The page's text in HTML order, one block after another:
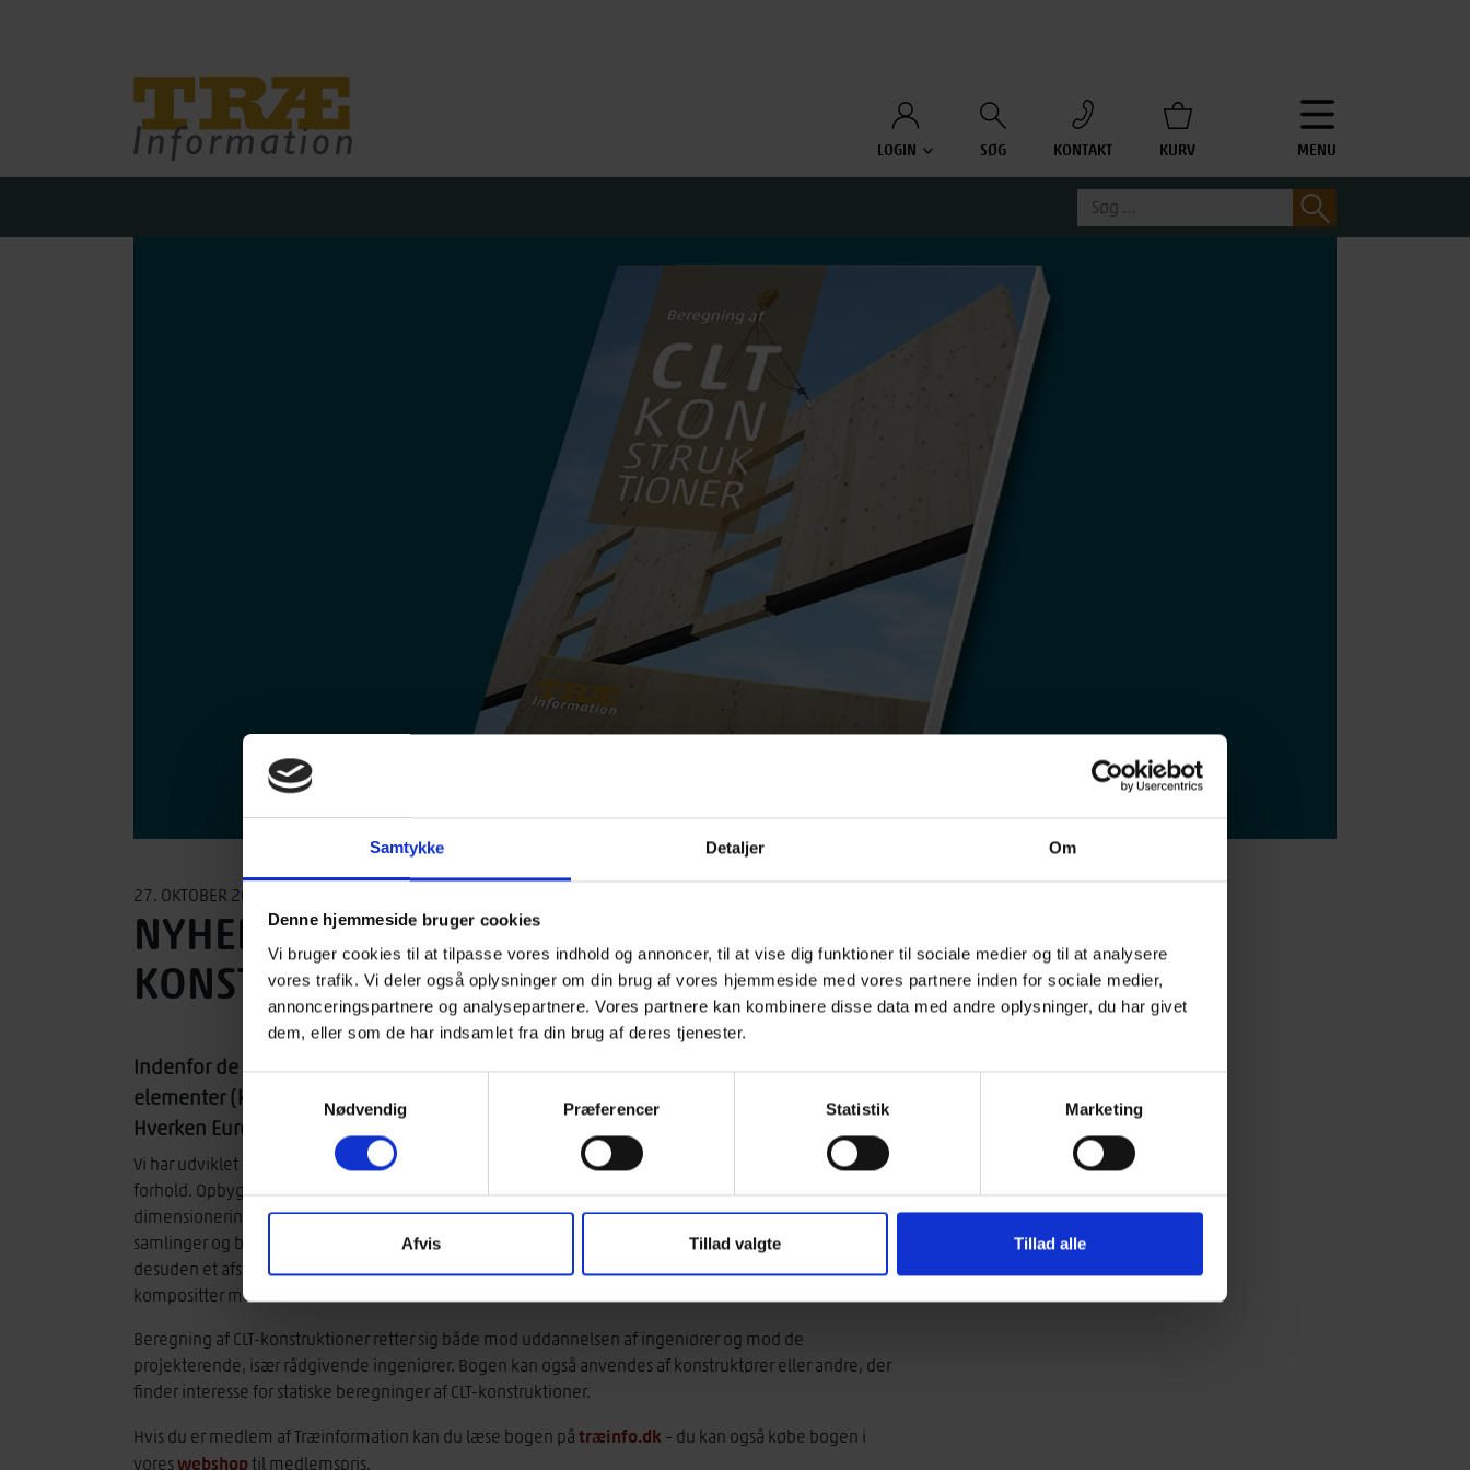
Samtykke Detaljer Om
Denne hjemmeside bruger cookies
Vi bruger cookies til at tilpasse vores indhold og annoncer, til at vise dig funktioner til sociale medier og til at analysere
vores trafik. Vi deler også oplysninger om din brug af vores hjemmeside med vores partnere inden for sociale medier,
annonceringspartnere og analysepartnere. Vores partnere kan kombinere disse data med andre oplysninger, du har givet
dem, eller som de har indsamlet fra din brug af deres tjenester.
Nødvendig
Præferencer Statistik Marketing
Afvis Tillad valgte Tillad alle
LOGIN SØG KONTAKT KURV MENU
Søg
efter:
27. OKTOBER 2020
NYHED: BEREGNING AF CLT-
KONSTRUKTIONER
Indenfor de senere år er man mange steder i verden begyndt at anvende CLT-
elementer (krydslamineret træ) som et miljøvenligt alternativ til betonelementer.
Hverken Eurocode 5 eller danske lærebøger behandler dimensioneringen.
Vi har udviklet en lærebog om CLT-konstruktioner, som giver en samlet fremstilling tilpasset danske
forhold. Opbygningen med tværgående lag i CLT-elementerne giver mange konstruktive fordele. Ved
dimensionering af både dæk og vægge skal der tages hensyn til forhold som rullende forskydning,
samlinger og brandmodstand. Bogen angiver metoder til at håndtere disse forhold og indeholder
desuden et afsnit om vibrationer, der kan anvendes for alle typer dækkonstruktioner i træ og
kompositter med træ.
Beregning af CLT-konstruktioner retter sig både mod uddannelsen af ingeniører og mod de
projekterende, især rådgivende ingeniører. Bogen kan også anvendes af konstruktører eller andre, der
finder interesse for statiske beregninger af CLT-konstruktioner.
Hvis du er medlem af Træinformation kan du læse bogen på træinfo.dk – du kan også købe bogen i
vores webshop til medlemspris.